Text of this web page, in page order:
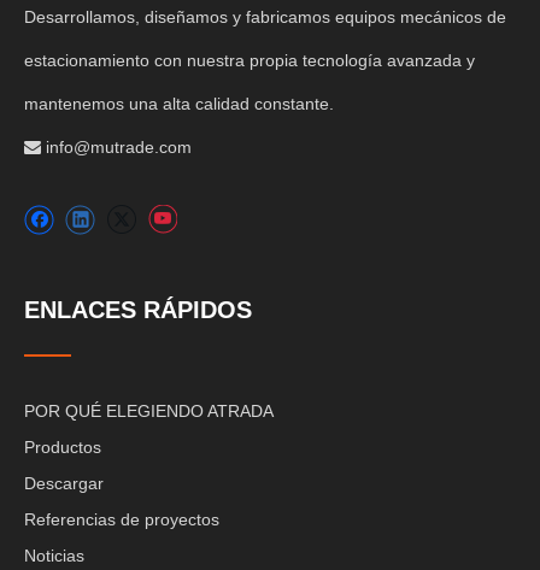
Desarrollamos, diseñamos y fabricamos equipos mecánicos de
estacionamiento con nuestra propia tecnología avanzada y
mantenemos una alta calidad constante.
 info@mutrade.com
ENLACES RÁPIDOS
POR QUÉ ELEGIENDO ATRADA
Productos
Descargar
Referencias de proyectos
Noticias